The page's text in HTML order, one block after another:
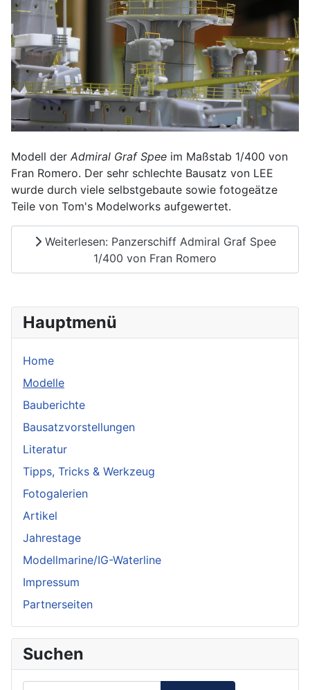
Hauptmenü
Home
Modelle
Bauberichte
Bausatzvorstellungen
Literatur
Tipps, Tricks & Werkzeug
Fotogalerien
Artikel
Jahrestage
Modellmarine/IG-Waterline
Impressum
Partnerseiten
Suchen
Modell der Admiral Graf Spee im Maßstab 1/400 von
Fran Romero. Der sehr schlechte Bausatz von LEE
wurde durch viele selbstgebaute sowie fotogeätze
Teile von Tom's Modelworks aufgewertet.
Weiterlesen: Panzerschiff Admiral Graf Spee
1/400 von Fran Romero